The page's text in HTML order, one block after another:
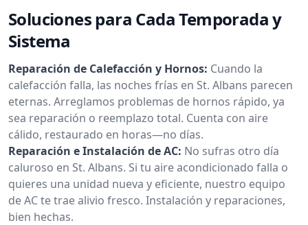
Soluciones para Cada Temporada y
Sistema
Reparación de Calefacción y Hornos: Cuando la
calefacción falla, las noches frías en St. Albans parecen
eternas. Arreglamos problemas de hornos rápido, ya
sea reparación o reemplazo total. Cuenta con aire
cálido, restaurado en horas—no días.
Reparación e Instalación de AC: No sufras otro día
caluroso en St. Albans. Si tu aire acondicionado falla o
quieres una unidad nueva y eficiente, nuestro equipo
de AC te trae alivio fresco. Instalación y reparaciones,
bien hechas.